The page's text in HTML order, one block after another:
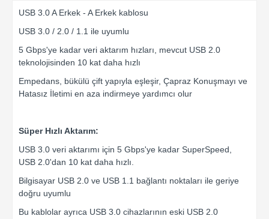
USB 3.0 A Erkek - A Erkek kablosu
USB 3.0 / 2.0 / 1.1 ile uyumlu
5 Gbps'ye kadar veri aktarım hızları, mevcut USB 2.0
teknolojisinden 10 kat daha hızlı
Empedans, bükülü çift yapıyla eşleşir, Çapraz Konuşmayı ve
Hatasız İletimi en aza indirmeye yardımcı olur
Süper Hızlı Aktarım:
USB 3.0 veri aktarımı için 5 Gbps'ye kadar SuperSpeed,
USB 2.0'dan 10 kat daha hızlı.
Bilgisayar USB 2.0 ve USB 1.1 bağlantı noktaları ile geriye
doğru uyumlu
Bu kablolar ayrıca USB 3.0 cihazlarının eski USB 2.0